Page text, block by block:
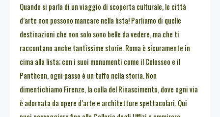
Quando si parla di un viaggio di scoperta culturale, le città
d’arte non possono mancare nella lista! Parliamo di quelle
destinazioni che non solo sono belle da vedere, ma che ti
raccontano anche tantissime storie. Roma è sicuramente in
cima alla lista; con i suoi monumenti come il Colosseo e il
Pantheon, ogni passo è un tuffo nella storia. Non
dimentichiamo Firenze, la culla del Rinascimento, dove ogni via
è adornata da opere d’arte e architetture spettacolari. Qui